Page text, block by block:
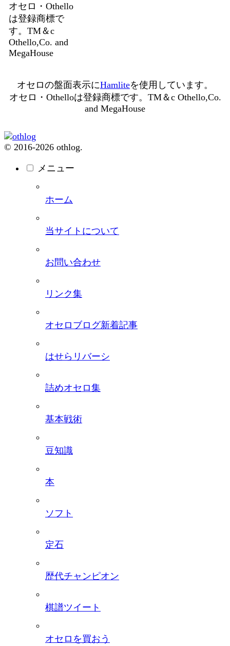
オセロ・Othello
は登録商標で
す。TM＆c
Othello,Co. and
MegaHouse
オセロの盤面表示にHamliteを使用しています。
オセロ・Othelloは登録商標です。TM＆c Othello,Co.
and MegaHouse
© 2016-2026 othlog.
メニュー
ホーム
当サイトについて
お問い合わせ
リンク集
オセロブログ新着記事
はせらリバーシ
詰めオセロ集
基本戦術
豆知識
本
ソフト
定石
歴代チャンピオン
棋譜ツイート
オセロを買おう